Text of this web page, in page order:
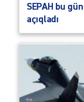
SEPAH bu
açıqladı